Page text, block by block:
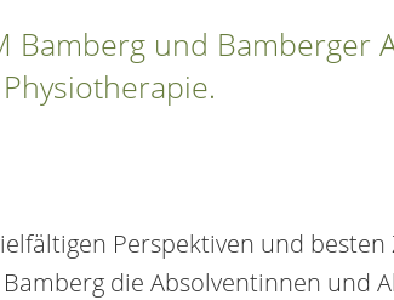
Bamberg und Bamberger
Perspektiven und
Bamberg die Absolventinnen und